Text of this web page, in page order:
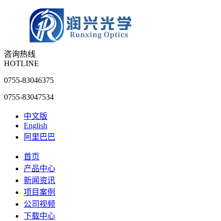
咨询热线
HOTLINE
0755-83046375
0755-83047534
中文版
English
阿里巴巴
首页
产品中心
新闻资讯
项目案例
公司视频
下载中心